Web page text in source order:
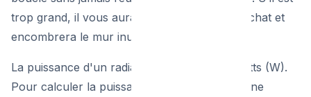
trop grand, il vous aura coûté trop cher à l'achat et
encombrera le mur inutilement.
La puissance d'un radiateur s'exprime en Watts (W).
Pour calculer la puissance nécessaire dans une